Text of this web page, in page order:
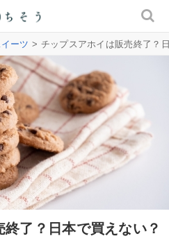
ーツ > チップスアホイは販売終了？
了？日本で買えない？